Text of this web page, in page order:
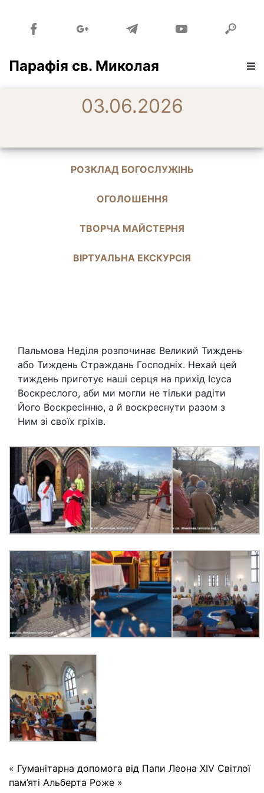
Парафія св. Миколая
03.06.2026
РОЗКЛАД БОГОСЛУЖІНЬ
ОГОЛОШЕННЯ
ТВОРЧА МАЙСТЕРНЯ
ВІРТУАЛЬНА ЕКСКУРСІЯ
Пальмова Неділя розпочинає Великий Тиждень
або Тиждень Страждань Господніх. Нехай цей
тиждень приготує наші серця на прихід Ісуса
Воскреслого, аби ми могли не тільки радіти
Його Воскресінню, а й воскреснути разом з
Ним зі своїх гріхів.
« Гуманітарна допомога від Папи Леона XIV Світлої
пам’яті Альберта Роже »